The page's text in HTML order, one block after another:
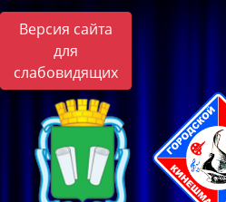
Версия сайта
для
слабовидящих